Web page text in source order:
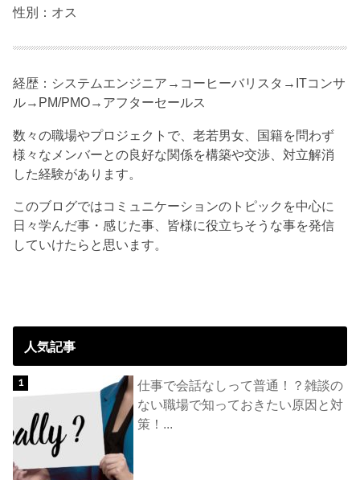
性別：オス
経歴：システムエンジニア→コーヒーバリスタ→ITコンサ
ル→PM/PMO→アフターセールス
数々の職場やプロジェクトで、老若男女、国籍を問わず
様々なメンバーとの良好な関係を構築や交渉、対立解消
した経験があります。
このブログではコミュニケーションのトピックを中心に
日々学んだ事・感じた事、皆様に役立ちそうな事を発信
していけたらと思います。
人気記事
仕事で会話なしって普通！？雑談の
ない職場で知っておきたい原因と対
策！...